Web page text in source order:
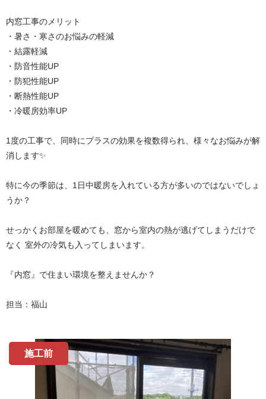
内窓工事のメリット
・暑さ・寒さのお悩みの軽減
・結露軽減
・防音性能UP
・防犯性能UP
・断熱性能UP
・冷暖房効率UP
1度の工事で、同時にプラスの効果を複数得られ、様々なお悩みが解
消します✨
特に今の季節は、1日中暖房を入れている方が多いのではないでしょ
うか？
せっかくお部屋を暖めても、窓から室内の熱が逃げてしまうだけで
なく 室外の冷気も入ってしまいます。
『内窓』で住まい環境を整えませんか？
担当：福山
施工前